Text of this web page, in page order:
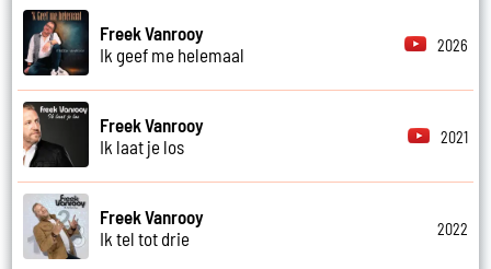
Freek Vanrooy
Ik geef me helemaal
2026
Freek Vanrooy
Ik laat je los
2021
Freek Vanrooy
Ik tel tot drie
2022